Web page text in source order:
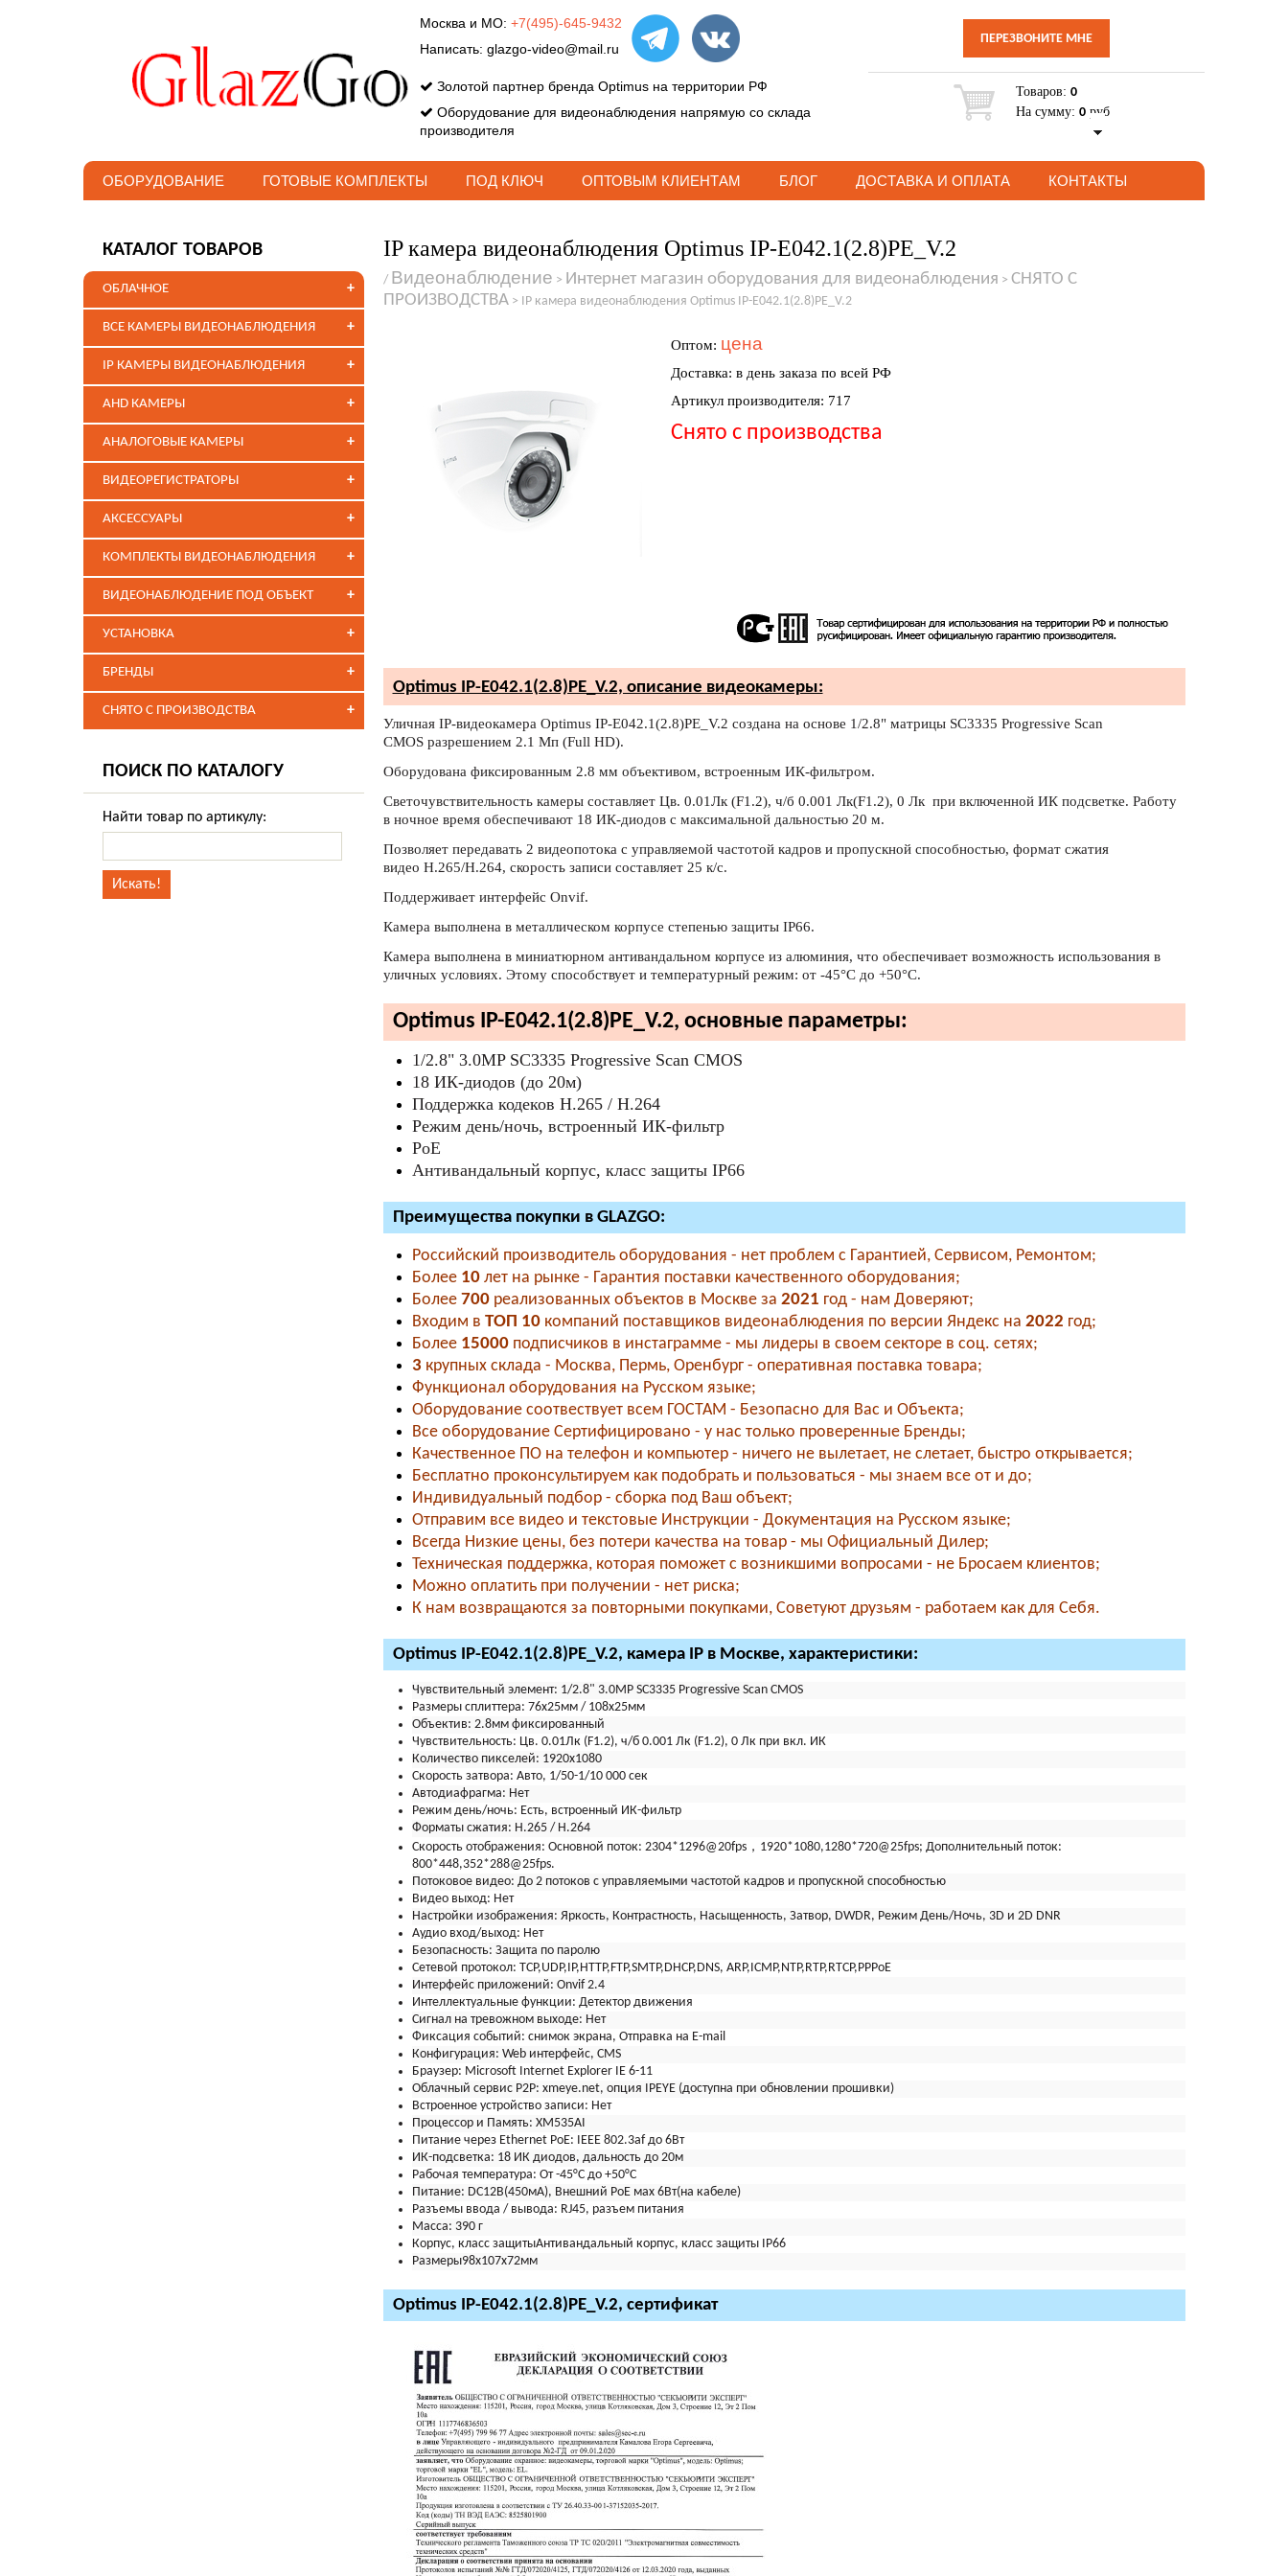
Москва и МО: +7(495)-645-9432
Написать: glazgo-video@mail.ru
Золотой партнер бренда Optimus на территории РФ
Оборудование для видеонаблюдения напрямую со склада
производителя
ПЕРЕЗВОНИТЕ МНЕ
Товаров: 0
На сумму: 0 руб
ОБОРУДОВАНИЕ ГОТОВЫЕ КОМПЛЕКТЫ ПОД КЛЮЧ ОПТОВЫМ КЛИЕНТАМ БЛОГ ДОСТАВКА И ОПЛАТА КОНТАКТЫ
IP камера видеонаблюдения Optimus IP-E042.1(2.8)PE_V.2
/ Видеонаблюдение > Интернет магазин оборудования для видеонаблюдения > СНЯТО С
ПРОИЗВОДСТВА> IP камера видеонаблюдения Optimus IP-E042.1(2.8)PE_V.2
Оптом: цена
Доставка: в день заказа по всей РФ
Артикул производителя: 717
Снято с производства
Optimus IP-E042.1(2.8)PE_V.2, описание видеокамеры:
Уличная IP-видеокамера Optimus IP-E042.1(2.8)PE_V.2 создана на основе 1/2.8" матрицы SC3335 Progressive Scan
CMOS разрешением 2.1 Мп (Full HD).
Оборудована фиксированным 2.8 мм объективом, встроенным ИК-фильтром.
Светочувствительность камеры составляет Цв. 0.01Лк (F1.2), ч/б 0.001 Лк(F1.2), 0 Лк при включенной ИК подсветке. Работу
в ночное время обеспечивают 18 ИК-диодов с максимальной дальностью 20 м.
Позволяет передавать 2 видеопотока с управляемой частотой кадров и пропускной способностью, формат сжатия
видео H.265/H.264, скорость записи составляет 25 к/с.
Поддерживает интерфейс Onvif.
Камера выполнена в металлическом корпусе степенью защиты IP66.
Камера выполнена в миниатюрном антивандальном корпусе из алюминия, что обеспечивает возможность использования в
уличных условиях. Этому способствует и температурный режим: от -45°С до +50°С.
Optimus IP-E042.1(2.8)PE_V.2, основные параметры:
1/2.8" 3.0MP SC3335 Progressive Scan CMOS
18 ИК-диодов (до 20м)
Поддержка кодеков H.265 / H.264
Режим день/ночь, встроенный ИК-фильтр
PoE
Антивандальный корпус, класс защиты IР66
Преимущества покупки в GLAZGO:
Российский производитель оборудования - нет проблем с Гарантией, Сервисом, Ремонтом;
Более10лет на рынке - Гарантия поставки качественного оборудования;
Более 700 реализованных объектов в Москве за 2021 год - нам Доверяют;
Входим в ТОП 10компаний поставщиков видеонаблюдения по версии Яндекс на 2022 год;
Более 15000подписчиков в инстаграмме - мы лидеры в своем секторе в соц. сетях;
3 крупных склада - Москва, Пермь, Оренбург - оперативная поставка товара;
Функционал оборудования на Русском языке;
Оборудование соотвествует всем ГОСТАМ - Безопасно для Вас и Объекта;
Все оборудование Сертифицировано - у нас только проверенные Бренды;
Качественное ПО на телефон и компьютер - ничего не вылетает, не слетает, быстро открывается;
Бесплатно проконсультируем как подобрать и пользоваться - мы знаем все от и до;
Индивидуальный подбор - сборка под Ваш объект;
Отправим все видео и текстовые Инструкции - Документация на Русском языке;
Всегда Низкие цены, без потери качества на товар - мы Официальный Дилер;
Техническая поддержка, которая поможет с возникшими вопросами - не Бросаем клиентов;
Можно оплатить при получении - нет риска;
К нам возвращаются за повторными покупками, Советуют друзьям - работаем как для Себя.
Optimus IP-E042.1(2.8)PE_V.2, камера IP в Москве, характеристики:
Чувствительный элемент: 1/2.8" 3.0MP SC3335 Progressive Scan CMOS
Размеры сплиттера: 76х25мм / 108х25мм
Объектив: 2.8мм фиксированный
Чувствительность: Цв. 0.01Лк (F1.2), ч/б 0.001 Лк (F1.2), 0 Лк при вкл. ИК
Количество пикселей: 1920x1080
Скорость затвора: Авто, 1/50-1/10 000 сек
Автодиафрагма: Нет
Режим день/ночь: Есть, встроенный ИК-фильтр
Форматы сжатия: H.265 / H.264
Скорость отображения: Основной поток: 2304*1296@20fps，1920*1080,1280*720@25fps; Дополнительный поток:
800*448,352*288@25fps.
Потоковое видео: До 2 потоков с управляемыми частотой кадров и пропускной способностью
Видео выход: Нет
Настройки изображения: Яркость, Контрастность, Насыщенность, Затвор, DWDR, Режим День/Ночь, 3D и 2D DNR
Аудио вход/выход: Нет
Безопасность: Защита по паролю
Сетевой протокол: TCP,UDP,IP,HTTP,FTP,SMTP,DHCP,DNS, ARP,ICMP,NTP,RTP,RTCP,PPPoE
Интерфейс приложений: Onvif 2.4
Интеллектуальные функции: Детектор движения
Сигнал на тревожном выходе: Нет
Фиксация событий: снимок экрана, Отправка на E-mail
Конфигурация: Web интерфейс, CMS
Браузер: Microsoft Internet Explorer IE 6-11
Облачный сервис P2P: xmeye.net, опция IPEYE (доступна при обновлении прошивки)
Встроенное устройство записи: Нет
Процессор и Память: XM535AI
Питание через Ethernet PoE: IEEE 802.3af до 6Вт
ИК-подсветка: 18 ИК диодов, дальность до 20м
Рабочая температура: От -45°С до +50°С
Питание: DC12В(450мА), Внешний PoE мах 6Вт(на кабеле)
Разъемы ввода / вывода: RJ45, разъем питания
Масса: 390 г
Корпус, класс защитыАнтивандальный корпус, класс защиты IР66
Размеры98х107х72мм
Optimus IP-E042.1(2.8)PE_V.2, сертификат
КАТАЛОГ ТОВАРОВ
+
ОБЛАЧНОЕ
+
ВСЕ КАМЕРЫ ВИДЕОНАБЛЮДЕНИЯ
+
IP КАМЕРЫ ВИДЕОНАБЛЮДЕНИЯ
+
AHD КАМЕРЫ
+
АНАЛОГОВЫЕ КАМЕРЫ
+
ВИДЕОРЕГИСТРАТОРЫ
+
АКСЕССУАРЫ
+
КОМПЛЕКТЫ ВИДЕОНАБЛЮДЕНИЯ
+
ВИДЕОНАБЛЮДЕНИЕ ПОД ОБЪЕКТ
+
УСТАНОВКА
+
БРЕНДЫ
+
СНЯТО С ПРОИЗВОДСТВА
ПОИСК ПО КАТАЛОГУ
Найти товар по артикулу: